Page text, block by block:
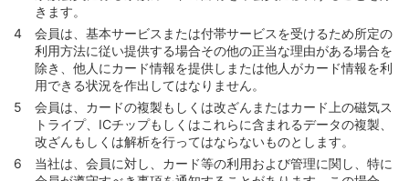
第127条 （会員資格の取消）
第128条 （カード等の利用の停止）
第129条 （本契約の解約）
第130条 （更新カード不発行等と本契約の終了）
第131条 （本契約終了の効果）
第132条 （外国為替および外国貿易に関する法令等の適
用）
きます。
会員は、基本サービスまたは付帯サービスを受けるため所定の
利用方法に従い提供する場合その他の正当な理由がある場合を
除き、他人にカード情報を提供しまたは他人がカード情報を利
用できる状況を作出してはなりません。
会員は、カードの複製もしくは改ざんまたはカード上の磁気ス
トライプ、ICチップもしくはこれらに含まれるデータの複製、
改ざんもしくは解析を行ってはならないものとします。
当社は、会員に対し、カード等の利用および管理に関し、特に